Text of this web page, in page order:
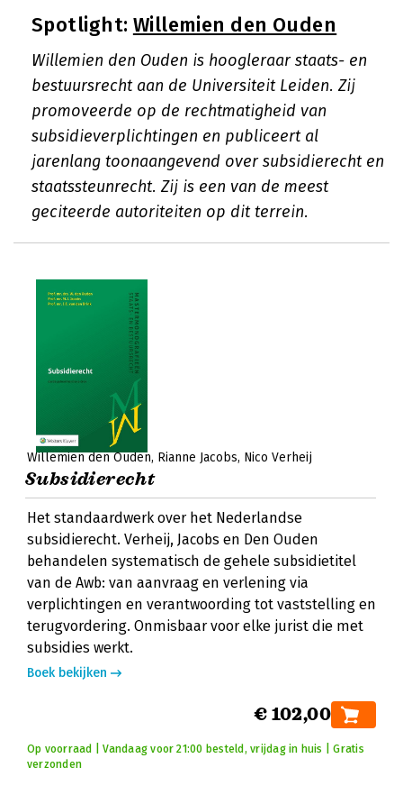
Spotlight: Willemien den Ouden
Willemien den Ouden is hoogleraar staats- en
bestuursrecht aan de Universiteit Leiden. Zij
promoveerde op de rechtmatigheid van
subsidieverplichtingen en publiceert al
jarenlang toonaangevend over subsidierecht en
staatssteunrecht. Zij is een van de meest
geciteerde autoriteiten op dit terrein.
Willemien den Ouden Rianne Jacobs Nico Verheij
Subsidierecht
Het standaardwerk over het Nederlandse
subsidierecht. Verheij, Jacobs en Den Ouden
behandelen systematisch de gehele subsidietitel
van de Awb: van aanvraag en verlening via
verplichtingen en verantwoording tot vaststelling en
terugvordering. Onmisbaar voor elke jurist die met
subsidies werkt.
Boek bekijken
€ 102,00
Op voorraad | Vandaag voor 21:00 besteld, vrijdag in huis | Gratis
verzonden